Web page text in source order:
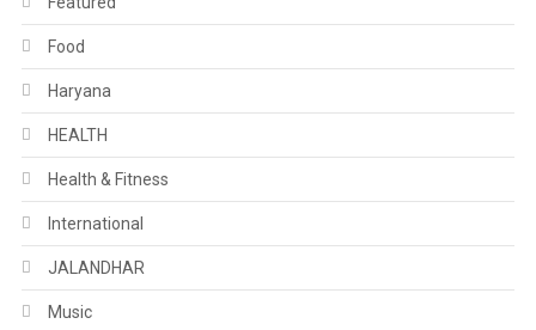
Food
Haryana
HEALTH
Health & Fitness
International
JALANDHAR
Music